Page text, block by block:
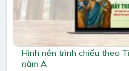
Hình nền trình chiếu theo
năm A